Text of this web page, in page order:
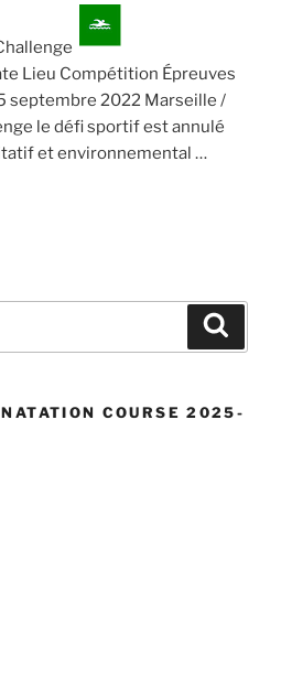
Lieu Compétition Épreuves
septembre 2022 Marseille /
le défi sportif est annulé
et environnemental …
COURSE 2025-